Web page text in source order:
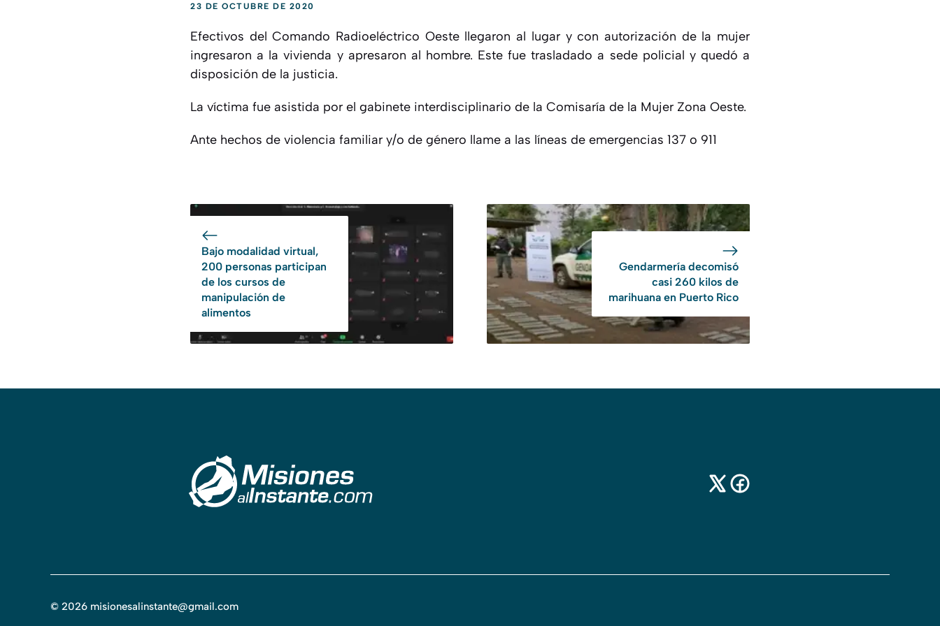
23 DE OCTUBRE DE 2020
Efectivos del Comando Radioeléctrico Oeste llegaron al lugar y con autorización de la mujer
ingresaron a la vivienda y apresaron al hombre. Este fue trasladado a sede policial y quedó a
disposición de la justicia.
La víctima fue asistida por el gabinete interdisciplinario de la Comisaría de la Mujer Zona Oeste.
Ante hechos de violencia familiar y/o de género llame a las líneas de emergencias 137 o 911
Bajo modalidad virtual,
200 personas participan
de los cursos de
manipulación de
alimentos
Gendarmería decomisó
casi 260 kilos de
marihuana en Puerto Rico
© 2026 misionesalinstante@gmail.com